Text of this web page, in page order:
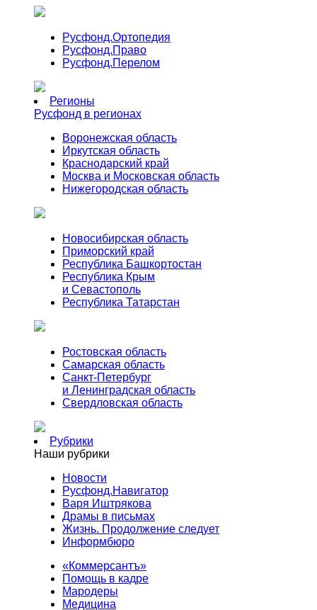
Русфонд.Ортопедия
Русфонд.Право
Русфонд.Перелом
Регионы
Русфонд в регионах
Воронежская область
Иркутская область
Краснодарский край
Москва и Московская область
Нижегородская область
Новосибирская область
Приморский край
Республика Башкортостан
Республика Крым
и Севастополь
Республика Татарстан
Ростовская область
Самарская область
Санкт-Петербург
и Ленинградская область
Свердловская область
Рубрики
Наши рубрики
Новости
Русфонд.Навигатор
Варя Иштрякова
Драмы в письмах
Жизнь. Продолжение следует
Информбюро
«Коммерсантъ»
Помощь в кадре
Мародеры
Медицина